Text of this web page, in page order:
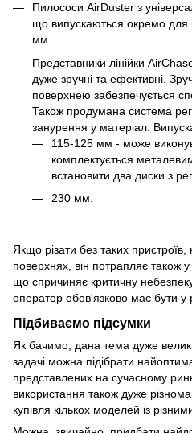
Пилососи AirDuster з
що випускаються окремо
мм.
Представники лінійки
дуже зручні та ефективні.
поверхнею забезпечується
Також продумана система
занурення у матеріал.
115-125 мм - може
комплектується
встановити два диски з
230 мм.
Якщо різати без таких пристроїв,
поверхнях, він потрапляє також у
що спричиняє критичну
оператор обов'язково має бути у
Підбиваємо підсумки
Як бачимо, дана тема дуже
задачі можна підібрати
представлених на сучасному
використання також дуже
купівля кількох моделей із